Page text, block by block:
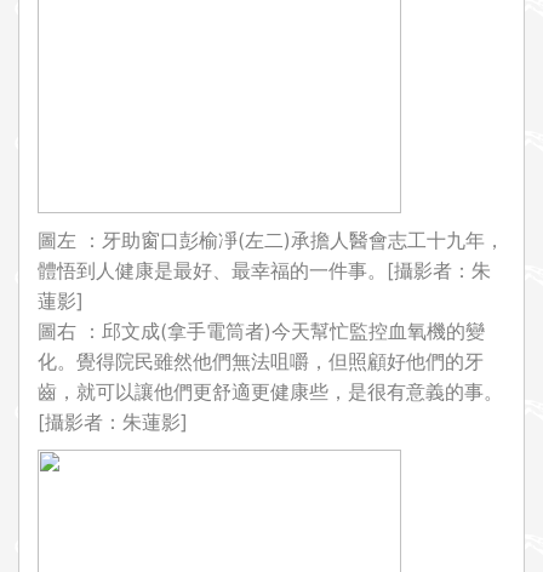
圖左 ：牙助窗口彭榆凈(左二)承擔人醫會志工十九年，
體悟到人健康是最好、最幸福的一件事。[攝影者：朱
蓮影]
圖右 ：邱文成(拿手電筒者)今天幫忙監控血氧機的變
化。覺得院民雖然他們無法咀嚼，但照顧好他們的牙
齒，就可以讓他們更舒適更健康些，是很有意義的事。
[攝影者：朱蓮影]